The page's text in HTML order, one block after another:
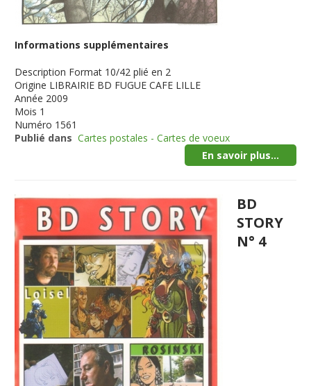
Informations supplémentaires
Description Format 10/42 plié en 2
Origine LIBRAIRIE BD FUGUE CAFE LILLE
Année 2009
Mois 1
Numéro 1561
Publié dans Cartes postales - Cartes de voeux
En savoir plus...
BD
STORY
N° 4